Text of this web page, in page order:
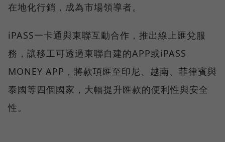
在地化行銷，成為市場領導者。
iPASS一卡通與東聯互動合作，推出線上匯兌服
務，讓移工可透過東聯自建的APP或iPASS
MONEY APP，將款項匯至印尼、越南、菲律賓與
泰國等四個國家，大幅提升匯款的便利性與安全
性。